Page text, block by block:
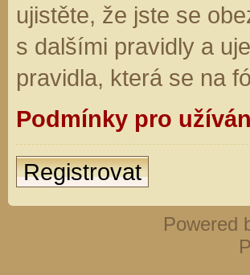
ujistěte, že jste se
s dalšími pravidly a
pravidla, která se na
Podmínky pro
Registrovat
Powered